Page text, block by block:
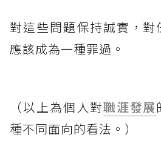
對這些問題保持誠實，
應該成為一種罪過。
（以上為個人對職涯發展
種不同面向的看法。）